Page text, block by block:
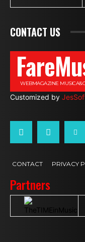
CONTACT US
WEBMAGAZINE
Customized by
CONTACT PRIVACY
Partners